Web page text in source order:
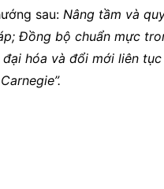
sau: Nâng tầm và
Đồng bộ chuẩn mực
hóa và đổi mới liên